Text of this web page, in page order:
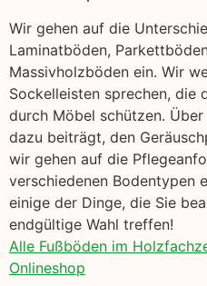
Wir gehen auf die
Laminatböden,
Massivholzböden ein. Wir
Sockelleisten sprechen, die
durch Möbel schützen.
dazu beiträgt, den
wir gehen auf die
verschiedenen Bodentypen
einige der Dinge, die Sie
endgültige Wahl treffen!
Alle Fußböden im
Onlineshop